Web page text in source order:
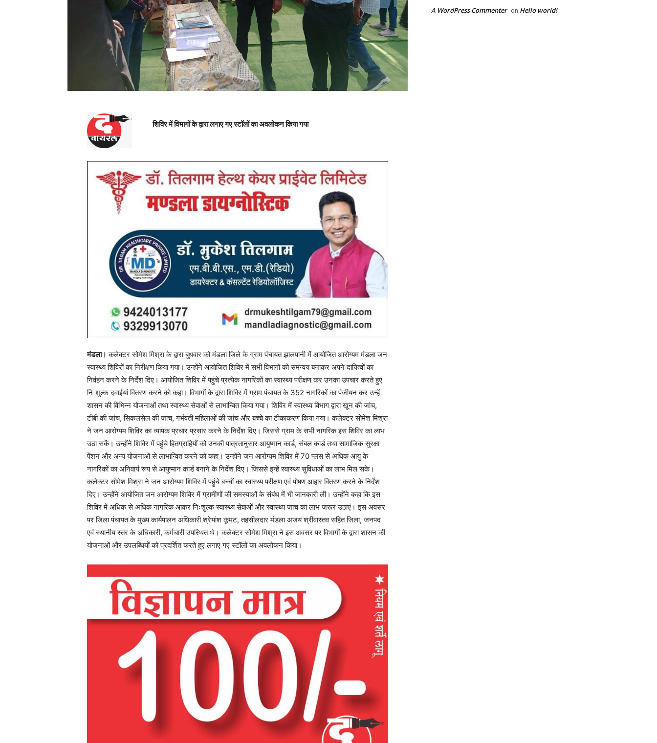
शिविर में विभागों के द्वारा लगाए गए स्टॉलों का अवलोकन किया गया
मंडला। कलेक्टर सोमेश मिश्रा के द्वारा बुधवार को मंडला जिले के ग्राम पंचायत झालपानी में आयोजित आरोग्यम मंडला जन
स्वास्थ्य शिविरों का निरीक्षण किया गया। उन्होंने आयोजित शिविर में सभी विभागों को समन्वय बनाकर अपने दायित्वों का
निर्वहन करने के निर्देश दिए। आयोजित शिविर में पहुंचे प्रत्येक नागरिकों का स्वास्थ्य परीक्षण कर उनका उपचार करते हुए
निःशुल्क दवाईयां वितरण करने को कहा। विभागों के द्वारा शिविर में ग्राम पंचायत के 352 नागरिकों का पंजीयन कर उन्हें
शासन की विभिन्न योजनाओं तथा स्वास्थ्य सेवाओं से लाभान्वित किया गया। शिविर में स्वास्थ्य विभाग द्वारा खून की जांच,
टीबी की जांच, सिकलसेल की जांच, गर्भवती महिलाओं की जांच और बच्चे का टीकाकरण किया गया। कलेक्टर सोमेश मिश्रा
ने जन आरोग्यम शिविर का व्यापक प्रचार प्रसार करने के निर्देश दिए। जिससे ग्राम के सभी नागरिक इस शिविर का लाभ
उठा सकें। उन्होंने शिविर में पहुंचे हितग्राहियों को उनकी पात्रतानुसार आयुष्मान कार्ड, संबल कार्ड तथा सामाजिक सुरक्षा
पेंशन और अन्य योजनाओं से लाभान्वित करने को कहा। उन्होंने जन आरोग्यम शिविर में 70 प्लस से अधिक आयु के
नागरिकों का अनिवार्य रूप से आयुष्मान कार्ड बनाने के निर्देश दिए। जिससे इन्‍हें स्वास्थ्य सुविधाओं का लाभ मिल सके।
कलेक्टर सोमेश मिश्रा ने जन आरोग्यम शिविर में पहुंचे बच्‍चों का स्वास्थ्य परीक्षण एवं पोषण आहार वितरण करने के निर्देश
दिए। उन्होंने आयोजित जन आरोग्यम शिविर में ग्रामीणों की समस्याओं के संबंध में भी जानकारी ली। उन्होंने कहा कि इस
शिविर में अधिक से अधिक नागरिक आकर निःशुल्क स्वास्थ्य सेवाओं और स्वास्थ्य जांच का लाभ जरूर उठाएं। इस अवसर
पर जिला पंचायत के मुख्य कार्यपालन अधिकारी श्रेयांश कूमट, तहसीलदार मंडला अजय श्रीवास्तव सहित जिला, जनपद
एवं स्थानीय स्तर के अधिकारी, कर्मचारी उपस्थित थे। कलेक्टर सोमेश मिश्रा ने इस अवसर पर विभागों के द्वारा शासन की
योजनाओं और उपलब्धियों को प्रदर्शित करते हुए लगाए गए स्टॉलों का अवलोकन किया।
A WordPress Commenter on Hello world!